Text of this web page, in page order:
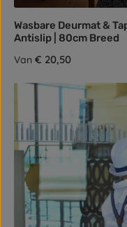
Wasbare Deurmat &
Antislip | 80cm Breed
Normale prijs:
Van € 20,50